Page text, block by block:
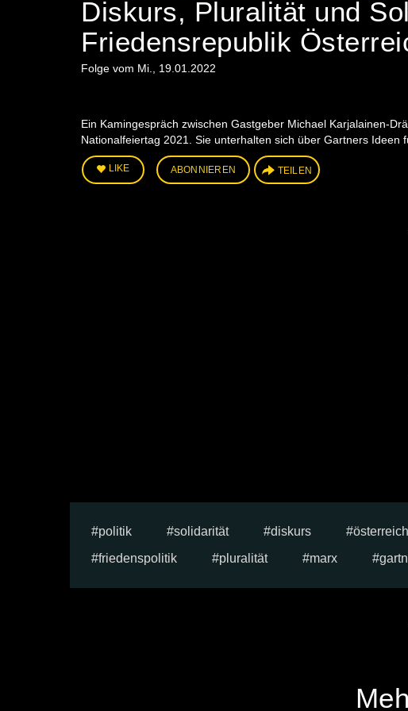
Diskurs, Pluralität und
Friedensrepublik
Folge vom Mi., 19.01.2022
Ein Kamingespräch zwischen Gastgeber Michael Karjalainen-
Nationalfeiertag 2021. Sie unterhalten sich über Gartners
LIKE ABONNIEREN TEILEN
politik solidarität diskurs österreich
friedenspolitik
pluralität marx